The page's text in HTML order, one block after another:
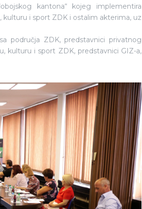
kantona“ kojeg implementira
kulturu i sport ZDK i ostalim akterima, uz
područja ZDK, predstavnici privatnog
kulturu i sport ZDK, predstavnici GIZ-a,